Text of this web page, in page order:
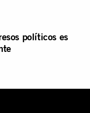
políticos es